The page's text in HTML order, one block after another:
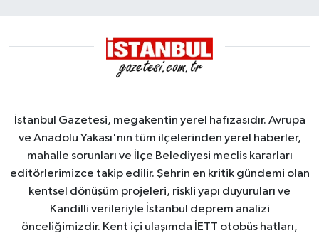
İstanbul Gazetesi, megakentin yerel hafızasıdır. Avrupa
ve Anadolu Yakası'nın tüm ilçelerinden yerel haberler,
mahalle sorunları ve İlçe Belediyesi meclis kararları
editörlerimizce takip edilir. Şehrin en kritik gündemi olan
kentsel dönüşüm projeleri, riskli yapı duyuruları ve
Kandilli verileriyle İstanbul deprem analizi
önceliğimizdir. Kent içi ulaşımda İETT otobüs hatları,